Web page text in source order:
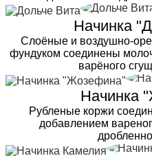
Начинка
Слоёные и воздушно-
фундуком соединены
варёного
Начинка
Рубленые коржи
добавлением